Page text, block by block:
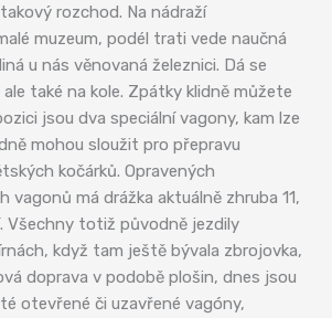
rozchod. Na nádraží
muzeum, podél trati vede naučná
u nás věnovaná železnici. Dá se
také na kole. Zpátky klidně můžete
jsou dva speciální vagony, kam lze
mohou sloužit pro přepravu
kočárků. Opravených
vagonů má drážka aktuálně zhruba 11,
Všechny totiž původně jezdily
když tam ještě bývala zbrojovka,
doprava v podobě plošin, dnes jsou
otevřené či uzavřené vagóny,